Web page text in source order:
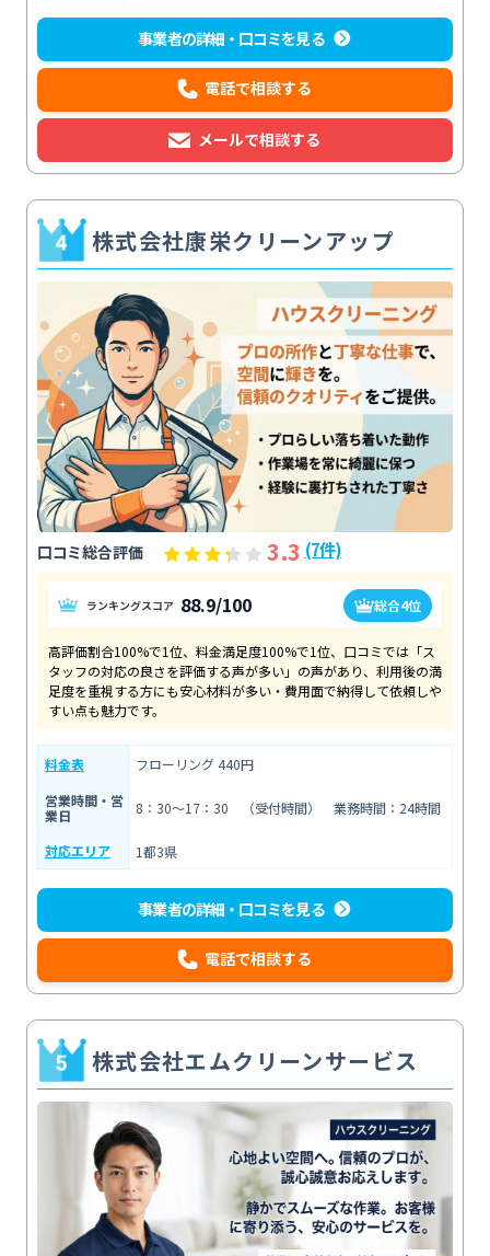
事業者の詳細・口コミを見る
電話で相談する
メールで相談する
株式会社康栄クリーンアップ
口コミ総合評価 3.3 (7件)
ランキングスコア 88.9/100 総合4位
高評価割合100%で1位、料金満足度100%で1位、口コミでは「ス
タッフの対応の良さを評価する声が多い」の声があり、利用後の満
足度を重視する方にも安心材料が多い・費用面で納得して依頼しや
すい点も魅力です。
料金表
フローリング 440円
営業時間・営
業日
8：30～17：30 （受付時間） 業務時間：24時間
対応エリア 1都3県
事業者の詳細・口コミを見る
電話で相談する
株式会社エムクリーンサービス